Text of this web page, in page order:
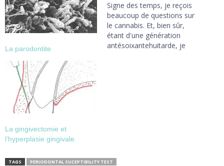
La parodontite
Signe des temps, je reçois
beaucoup de questions sur
le cannabis. Et, bien sûr,
étant d'une génération
antésoixantehuitarde, je
La gingivectomie et
l’hyperplasie gingivale.
TAGS
PERIODONTAL SUCEPTIBILITY TEST